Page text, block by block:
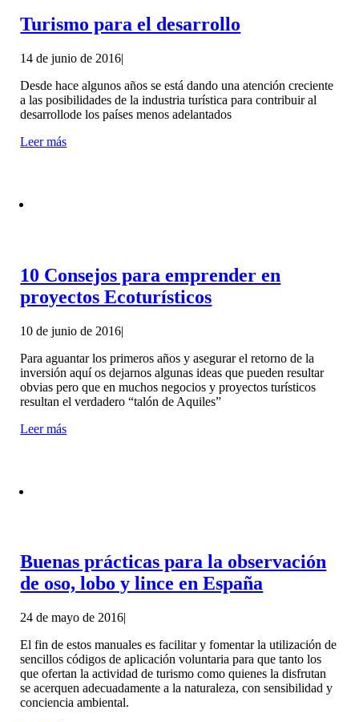
Turismo para el desarrollo
14 de junio de 2016|
Desde hace algunos años se está dando una atención creciente
a las posibilidades de la industria turística para contribuir al
desarrollode los países menos adelantados
Leer más
10 Consejos para emprender en
proyectos Ecoturísticos
10 de junio de 2016|
Para aguantar los primeros años y asegurar el retorno de la
inversión aquí os dejarnos algunas ideas que pueden resultar
obvias pero que en muchos negocios y proyectos turísticos
resultan el verdadero “talón de Aquiles”
Leer más
Buenas prácticas para la observación
de oso, lobo y lince en España
24 de mayo de 2016|
El fin de estos manuales es facilitar y fomentar la utilización de
sencillos códigos de aplicación voluntaria para que tanto los
que ofertan la actividad de turismo como quienes la disfrutan
se acerquen adecuadamente a la naturaleza, con sensibilidad y
conciencia ambiental.